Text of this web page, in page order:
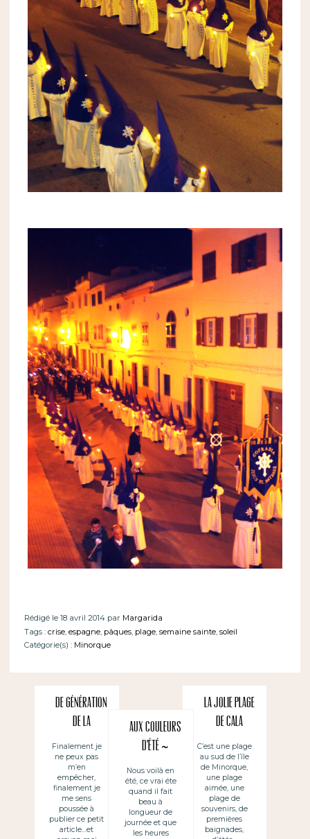
Rédigé le 18 avril 2014 par Margarida
Tags : crise, espagne, pâques, plage, semaine sainte, soleil
Catégorie(s) : Minorque
De génération
de la
démocratie à
génération
indignée
Finalement je
ne peux pas
m’en
empêcher,
finalement je
me sens
poussée à
publier ce petit
article…et
Aux couleurs
d’été ~
Colores de
verano
Nous voilà en
été, ce vrai éte
quand il fait
beau à
longueur de
journée et que
les heures
La jolie plage
de Cala
Galdana à
Minorque
C’est une plage
au sud de l’île
de Minorque,
une plage
aimée, une
plage de
souvenirs, de
premières
baignades,